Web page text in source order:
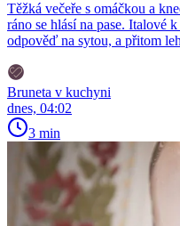
Těžká večeře s omáčkou a
ráno se hlásí na pase. Italové
odpověď na sytou, a přitom
Bruneta v kuchyni
dnes, 04:02
3 min